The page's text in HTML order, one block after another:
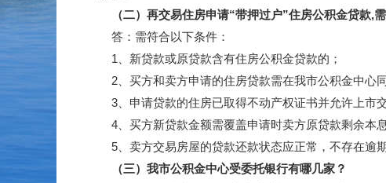
（二）再交易住房申请“带押过户”住房公积金贷款,需
答：需符合以下条件：
1、新贷款或原贷款含有住房公积金贷款的；
2、买方和卖方申请的住房贷款需在我市公积金中心同
3、申请贷款的住房已取得不动产权证书并允许上市交
4、买方新贷款金额需覆盖申请时卖方原贷款剩余本
5、卖方交易房屋的贷款还款状态应正常，不存在逾期
（三）我市公积金中心受委托银行有哪几家？